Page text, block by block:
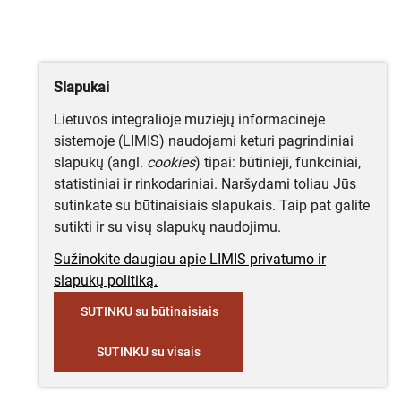
Slapukai
Lietuvos integralioje muziejų informacinėje
sistemoje (LIMIS) naudojami keturi pagrindiniai
slapukų (angl. cookies) tipai: būtinieji, funkciniai,
statistiniai ir rinkodariniai. Naršydami toliau Jūs
sutinkate su būtinaisiais slapukais. Taip pat galite
sutikti ir su visų slapukų naudojimu.
Sužinokite daugiau apie LIMIS privatumo ir
slapukų politiką.
SUTINKU su būtinaisiais
SUTINKU su visais